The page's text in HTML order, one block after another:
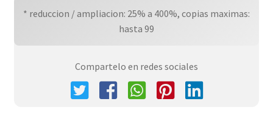
* reduccion / ampliacion: 25% a 400%, copias maximas:
hasta 99
Compartelo en redes sociales